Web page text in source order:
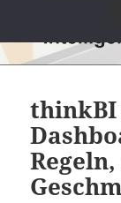
thinkBI